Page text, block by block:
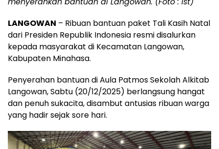
LANGOWAN – Ribuan bantuan paket Tali Kasih Natal
dari Presiden Republik Indonesia resmi disalurkan
kepada masyarakat di Kecamatan Langowan,
Kabupaten Minahasa.
Penyerahan bantuan di Aula Patmos Sekolah Alkitab
Langowan, Sabtu (20/12/2025) berlangsung hangat
dan penuh sukacita, disambut antusias ribuan warga
yang hadir sejak sore hari.